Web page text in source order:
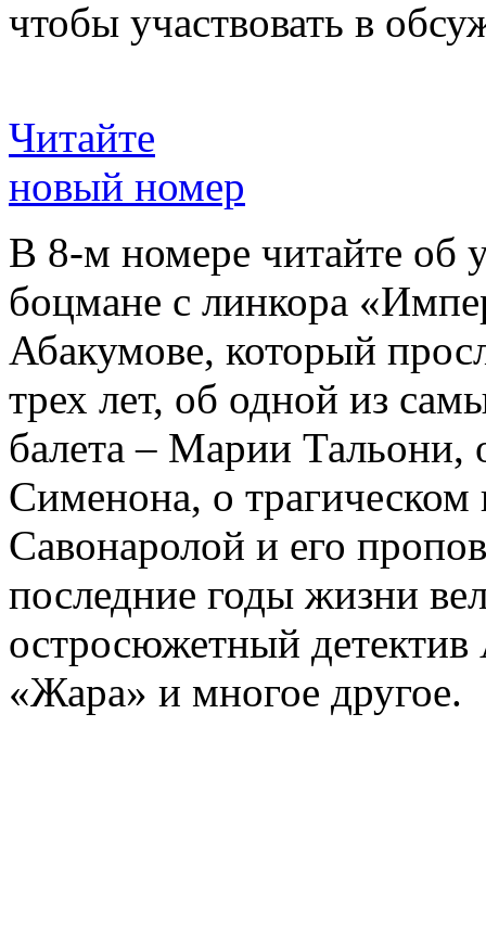
чтобы участвовать в
Читайте
новый номер
В 8-м номере читайте об
боцмане с линкора
Абакумове, который
трех лет, об одной из
балета – Марии
Сименона, о трагическом
Савонаролой и его
последние годы жизни
остросюжетный детектив
«Жара» и многое другое.